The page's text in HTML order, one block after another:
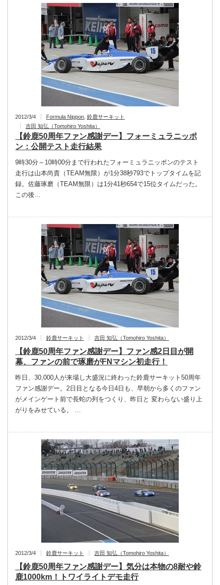
2012/3/4 Formula Nippon 鈴鹿サーキット
吉田 知弘（Tomohiro Yoshita）
【鈴鹿50周年ファン感謝デー】フォーミュラニッポ
ン：公開テスト走行結果
9時30分～10時00分まで行われたフォーミュラニッポンのテスト
走行は山本尚貴（TEAM無限）が1分38秒793でトップタイムを記
録。佐藤琢磨（TEAM無限）は1分41秒654で15位タイムだった。
この後…
2012/3/4 鈴鹿サーキット 吉田 知弘（Tomohiro Yoshita）
【鈴鹿50周年ファン感謝デー】ファン感2日目が開
幕、ファンの前で琢磨がFNマシン初走行！
昨日、30,000人が来場し大盛況に終わった鈴鹿サーキット50周年
ファン感謝デー。2日目となる今日4日も、早朝から多くのファン
がメインゲート前で長蛇の列をつくり、昨日と 変わらない盛り上
がりをみせている。 …
2012/3/4 鈴鹿サーキット 吉田 知弘（Tomohiro Yoshita）
【鈴鹿50周年ファン感謝デー】気分は本物の8耐や鈴
鹿1000km！トワイライトデモ走行